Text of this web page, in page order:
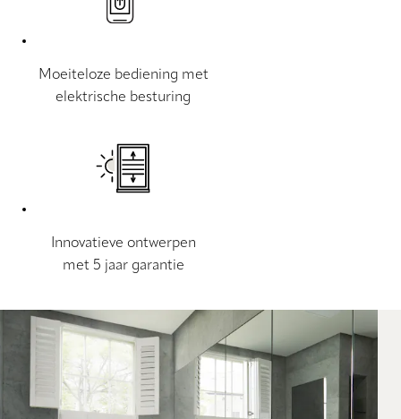
Moeiteloze bediening met
elektrische besturing
Innovatieve ontwerpen
met 5 jaar garantie